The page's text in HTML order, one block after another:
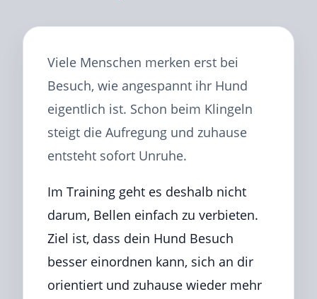
Viele Menschen merken erst bei
Besuch, wie angespannt ihr Hund
eigentlich ist. Schon beim Klingeln
steigt die Aufregung und zuhause
entsteht sofort Unruhe.
Im Training geht es deshalb nicht
darum, Bellen einfach zu verbieten.
Ziel ist, dass dein Hund Besuch
besser einordnen kann, sich an dir
orientiert und zuhause wieder mehr